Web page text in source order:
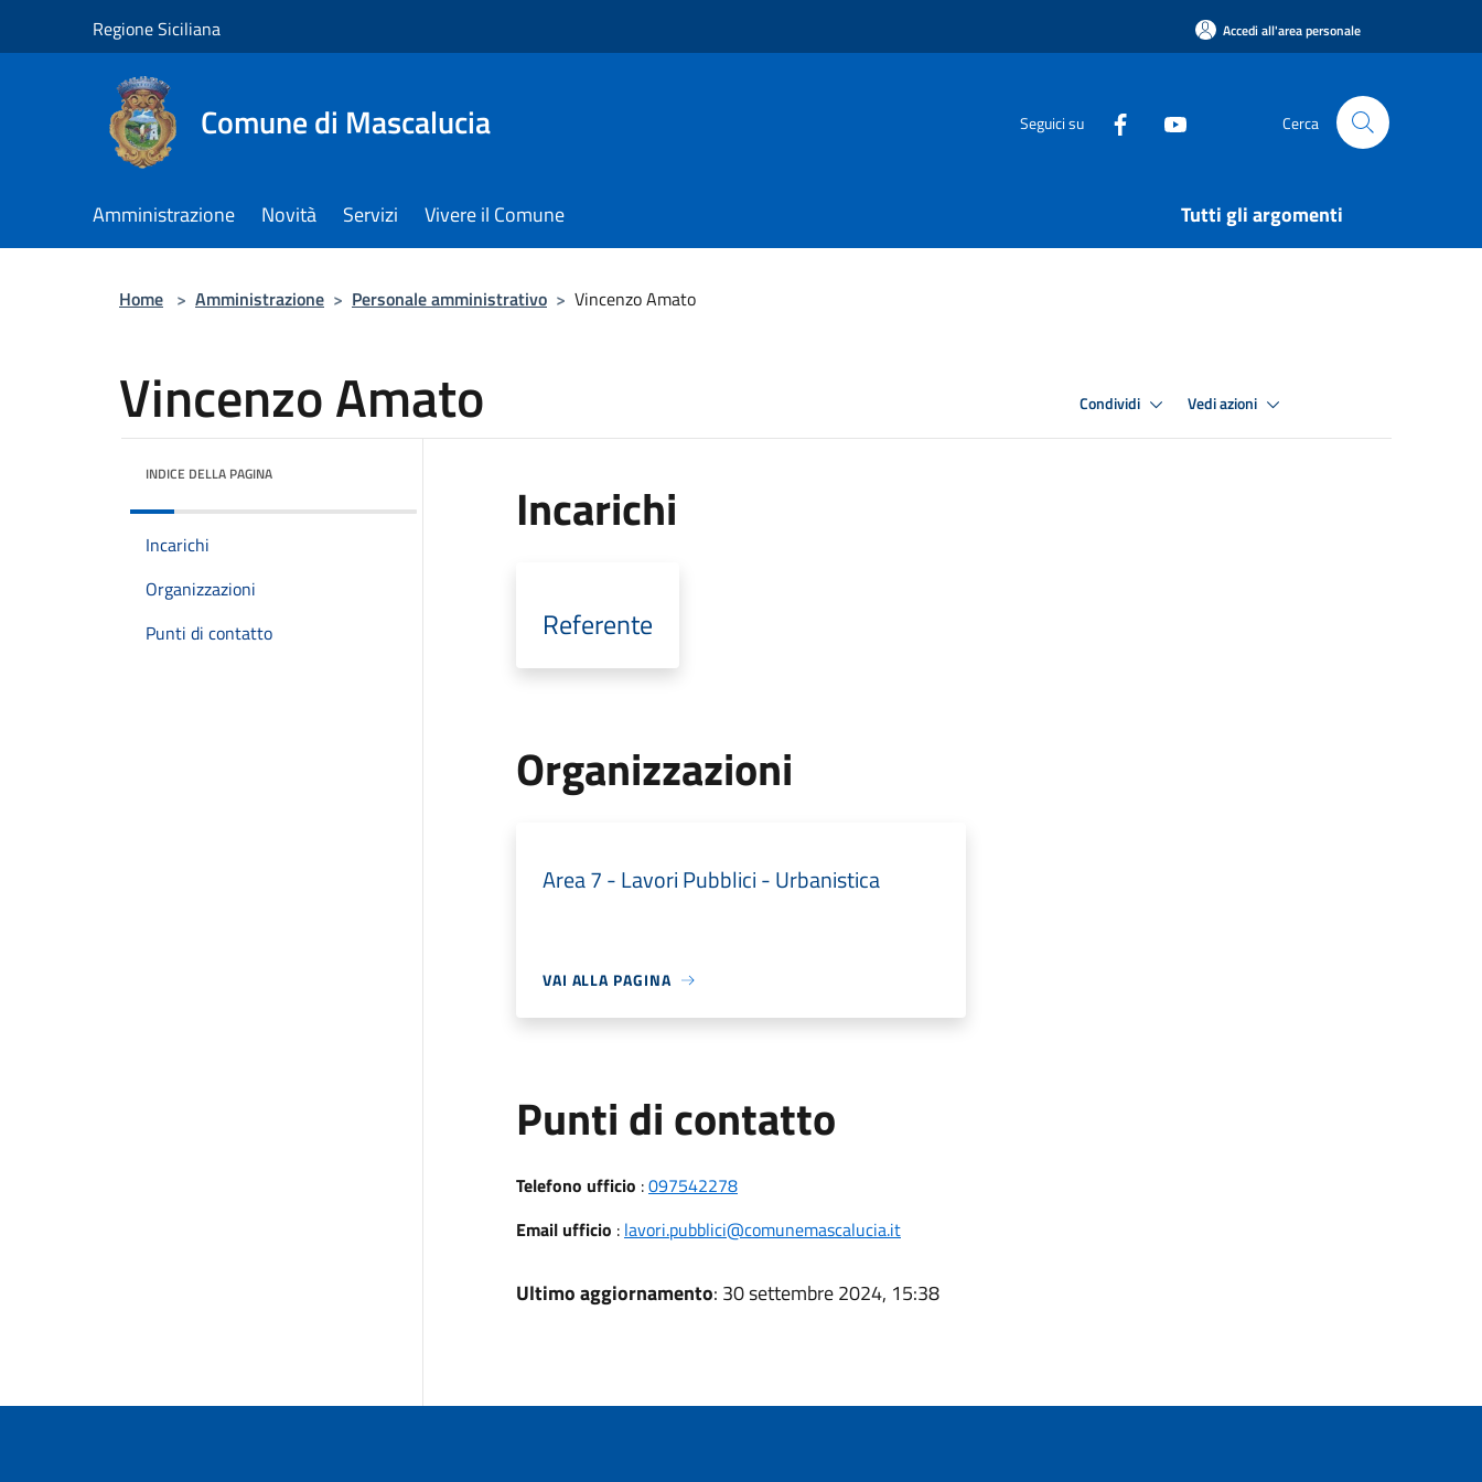
Regione Siciliana Accedi all'area personale
Comune di Mascalucia Seguici su Cerca
Amministrazione Novità Servizi Vivere il Comune Tutti gli argomenti
Home > Amministrazione > Personale amministrativo > Vincenzo Amato
Vincenzo Amato Condividi Vedi azioni
INDICE DELLA PAGINA
Incarichi
Organizzazioni
Punti di contatto
Incarichi
Referente
Organizzazioni
Area 7 - Lavori Pubblici - Urbanistica
VAI ALLA PAGINA
Punti di contatto
Telefono ufficio :097542278
Email ufficio : lavori.pubblici@comunemascalucia.it
Ultimo aggiornamento: 30 settembre 2024, 15:38